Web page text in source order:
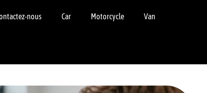
nous Car Motorcycle Van